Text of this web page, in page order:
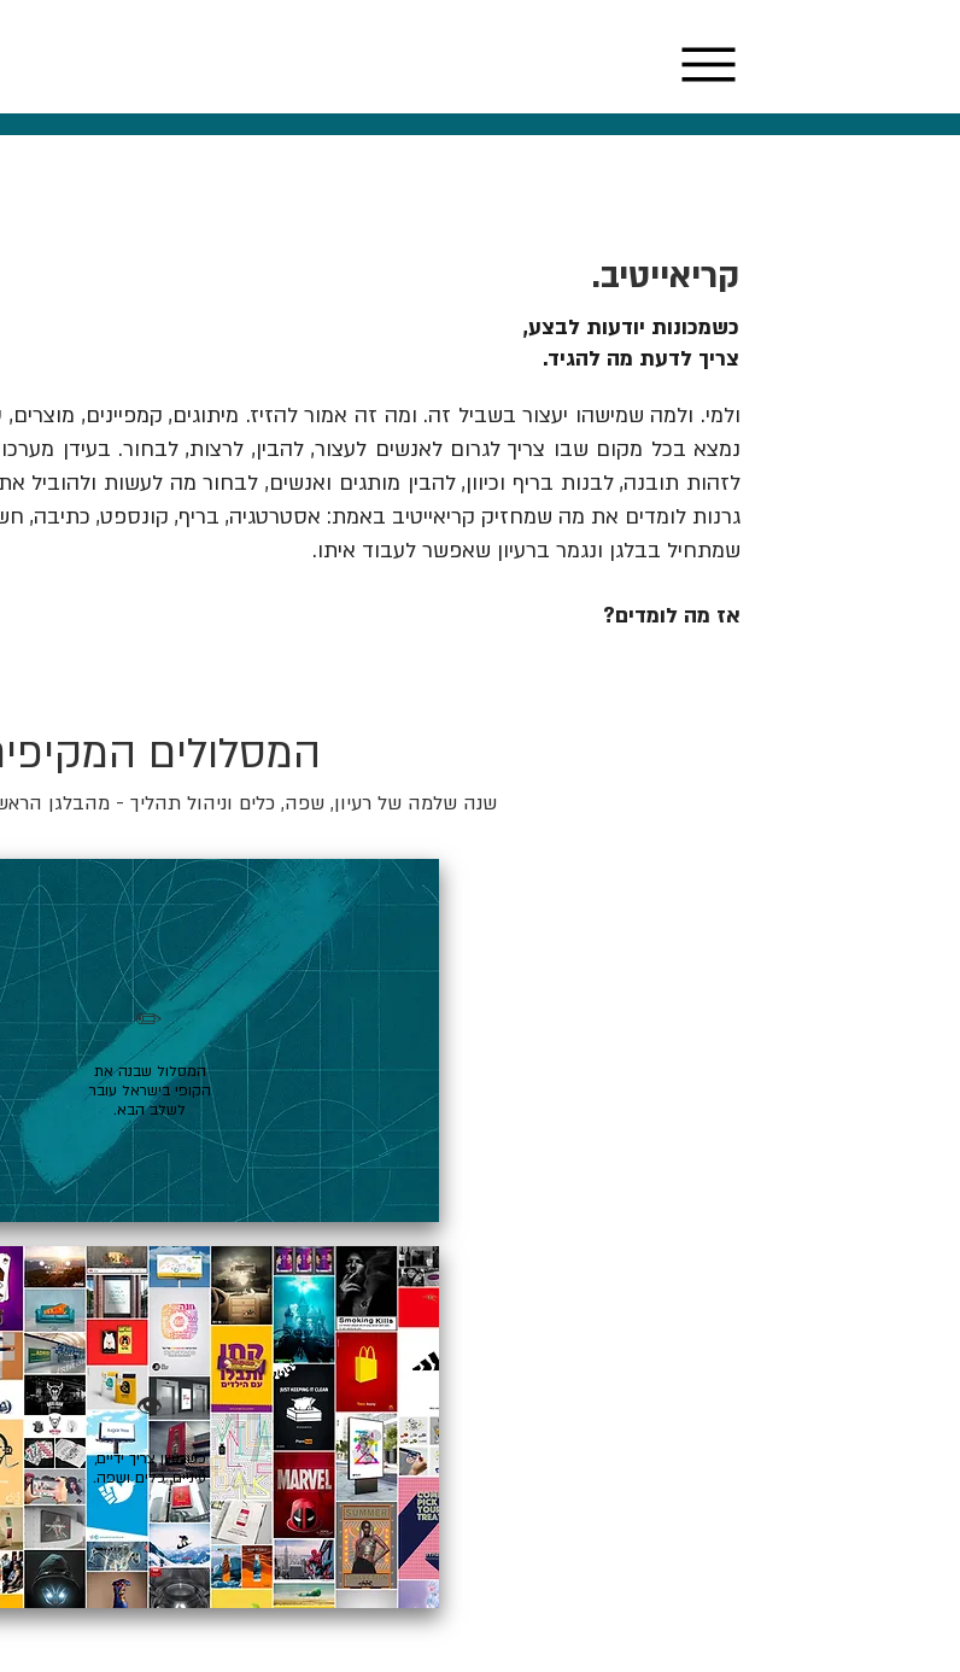
קריאייטיב.
כשמכונות יודעות לבצע,
צריך לדעת מה להגיד.
ולמי. ולמה שמישהו יעצור בשביל זה. ומה זה אמור להזיז. מיתוגים, קמפיינים,
נמצא בכל מקום שבו צריך לגרום לאנשים לעצור, להבין, לרצות, לבחור. בעידן
גרנות לומדים את מה שמחזיק קריאייטיב באמת: אסטרטגיה, בריף, קונספט, כתיבה,
שמתחיל בבלגן ונגמר ברעיון שאפשר לעבוד איתו.
אז מה לומדים?
המסלולים
שנה שלמה של רעיון, שפה, כלים וניהול תהליך - מהבלגן
✏️
המסלול שבנה את
הקופי בישראל עובר
לשלב הבא.
👁️
כשרעיון צריך ידיים,
עיניים, כלים ושפה.